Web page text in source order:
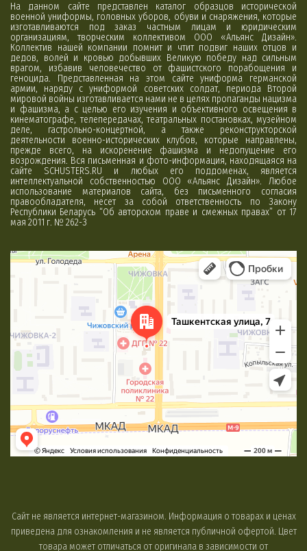
На данном сайте представлен каталог образцов исторической
военной униформы, головных уборов, обуви и снаряжения, которые
изготавливаются под заказ частным лицам и юридическим
организациям, творческим коллективом ООО «Альянс Дизайн».
Коллектив нашей компании помнит и чтит подвиг наших отцов и
дедов, волей и кровью добывших Великую победу над сильным
врагом, избавив человечество от фашистского порабощения и
геноцида. Представленная на этом сайте униформа германской
армии, наряду с униформой советских солдат, периода Второй
мировой войны изготавливается нами не в целях пропаганды нацизма
и фашизма, а с целью его изучения и объективного освещения в
кинематографе, телепередачах, театральных постановках, музейном
деле, гастрольно-концертной, а также реконструкторской
деятельности военно-исторических клубов, которые направлены,
прежде всего, на искоренение фашизма и недопущение его
возрождения. Вся письменная и фото-информация, находящаяся на
сайте SCHUSTERS.RU и любых его поддоменах, является
интеллектуальной собственностью ООО «Альянс Дизайн». Любое
использование материалов сайта, без письменного согласия
правообладателя, несет за собой ответственность по Закону
Республики Беларусь “Об авторском праве и смежных правах” от 17
мая 2011 г. № 262-З
Минск
Яндекс Карты
Сайт не является интернет-магазином. Информация о товарах и ценах
приведена для ознакомления и не является публичной офертой. Цвет
товара может отличаться от оригинала в зависимости от